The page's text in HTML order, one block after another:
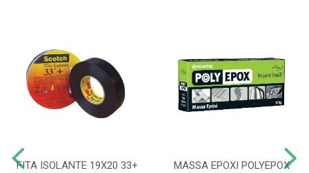
FITA ISOLANTE 19X20 33+
MASSA EPOXI POLYEPOX